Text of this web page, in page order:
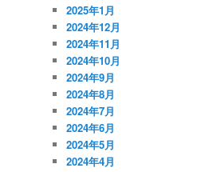
2025年1月
2024年12月
2024年11月
2024年10月
2024年9月
2024年8月
2024年7月
2024年6月
2024年5月
2024年4月